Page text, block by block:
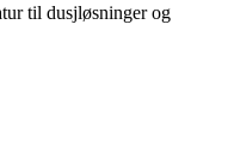
til dusjløsninger og